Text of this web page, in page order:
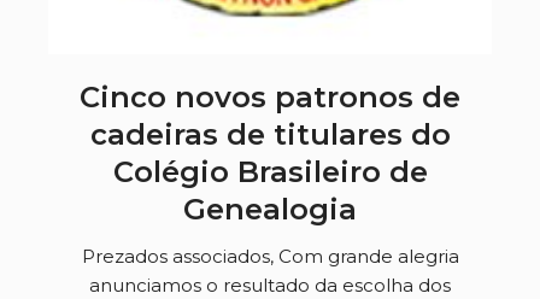
Cinco novos patronos de
cadeiras de titulares do
Colégio Brasileiro de
Genealogia
Prezados associados, Com grande alegria
anunciamos o resultado da escolha dos